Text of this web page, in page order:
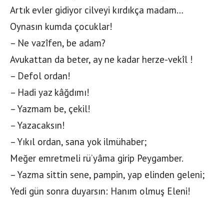
Artık evler gidiyor cilveyi kırdıkça madam…
Oynasın kumda çocuklar!
– Ne vazîfen, be adam?
Avukattan da beter, ay ne kadar herze-vekîl !
– Defol ordan!
– Hadi yaz kâğdımı!
– Yazmam be, çekil!
– Yazacaksın!
– Yıkıl ordan, sana yok ilmühaber;
Meğer emretmeli rü’yâma girip Peygamber.
– Yazma sittin sene, pampin, yap elinden geleni;
Yedi gün sonra duyarsın: Hanım olmuş Eleni!